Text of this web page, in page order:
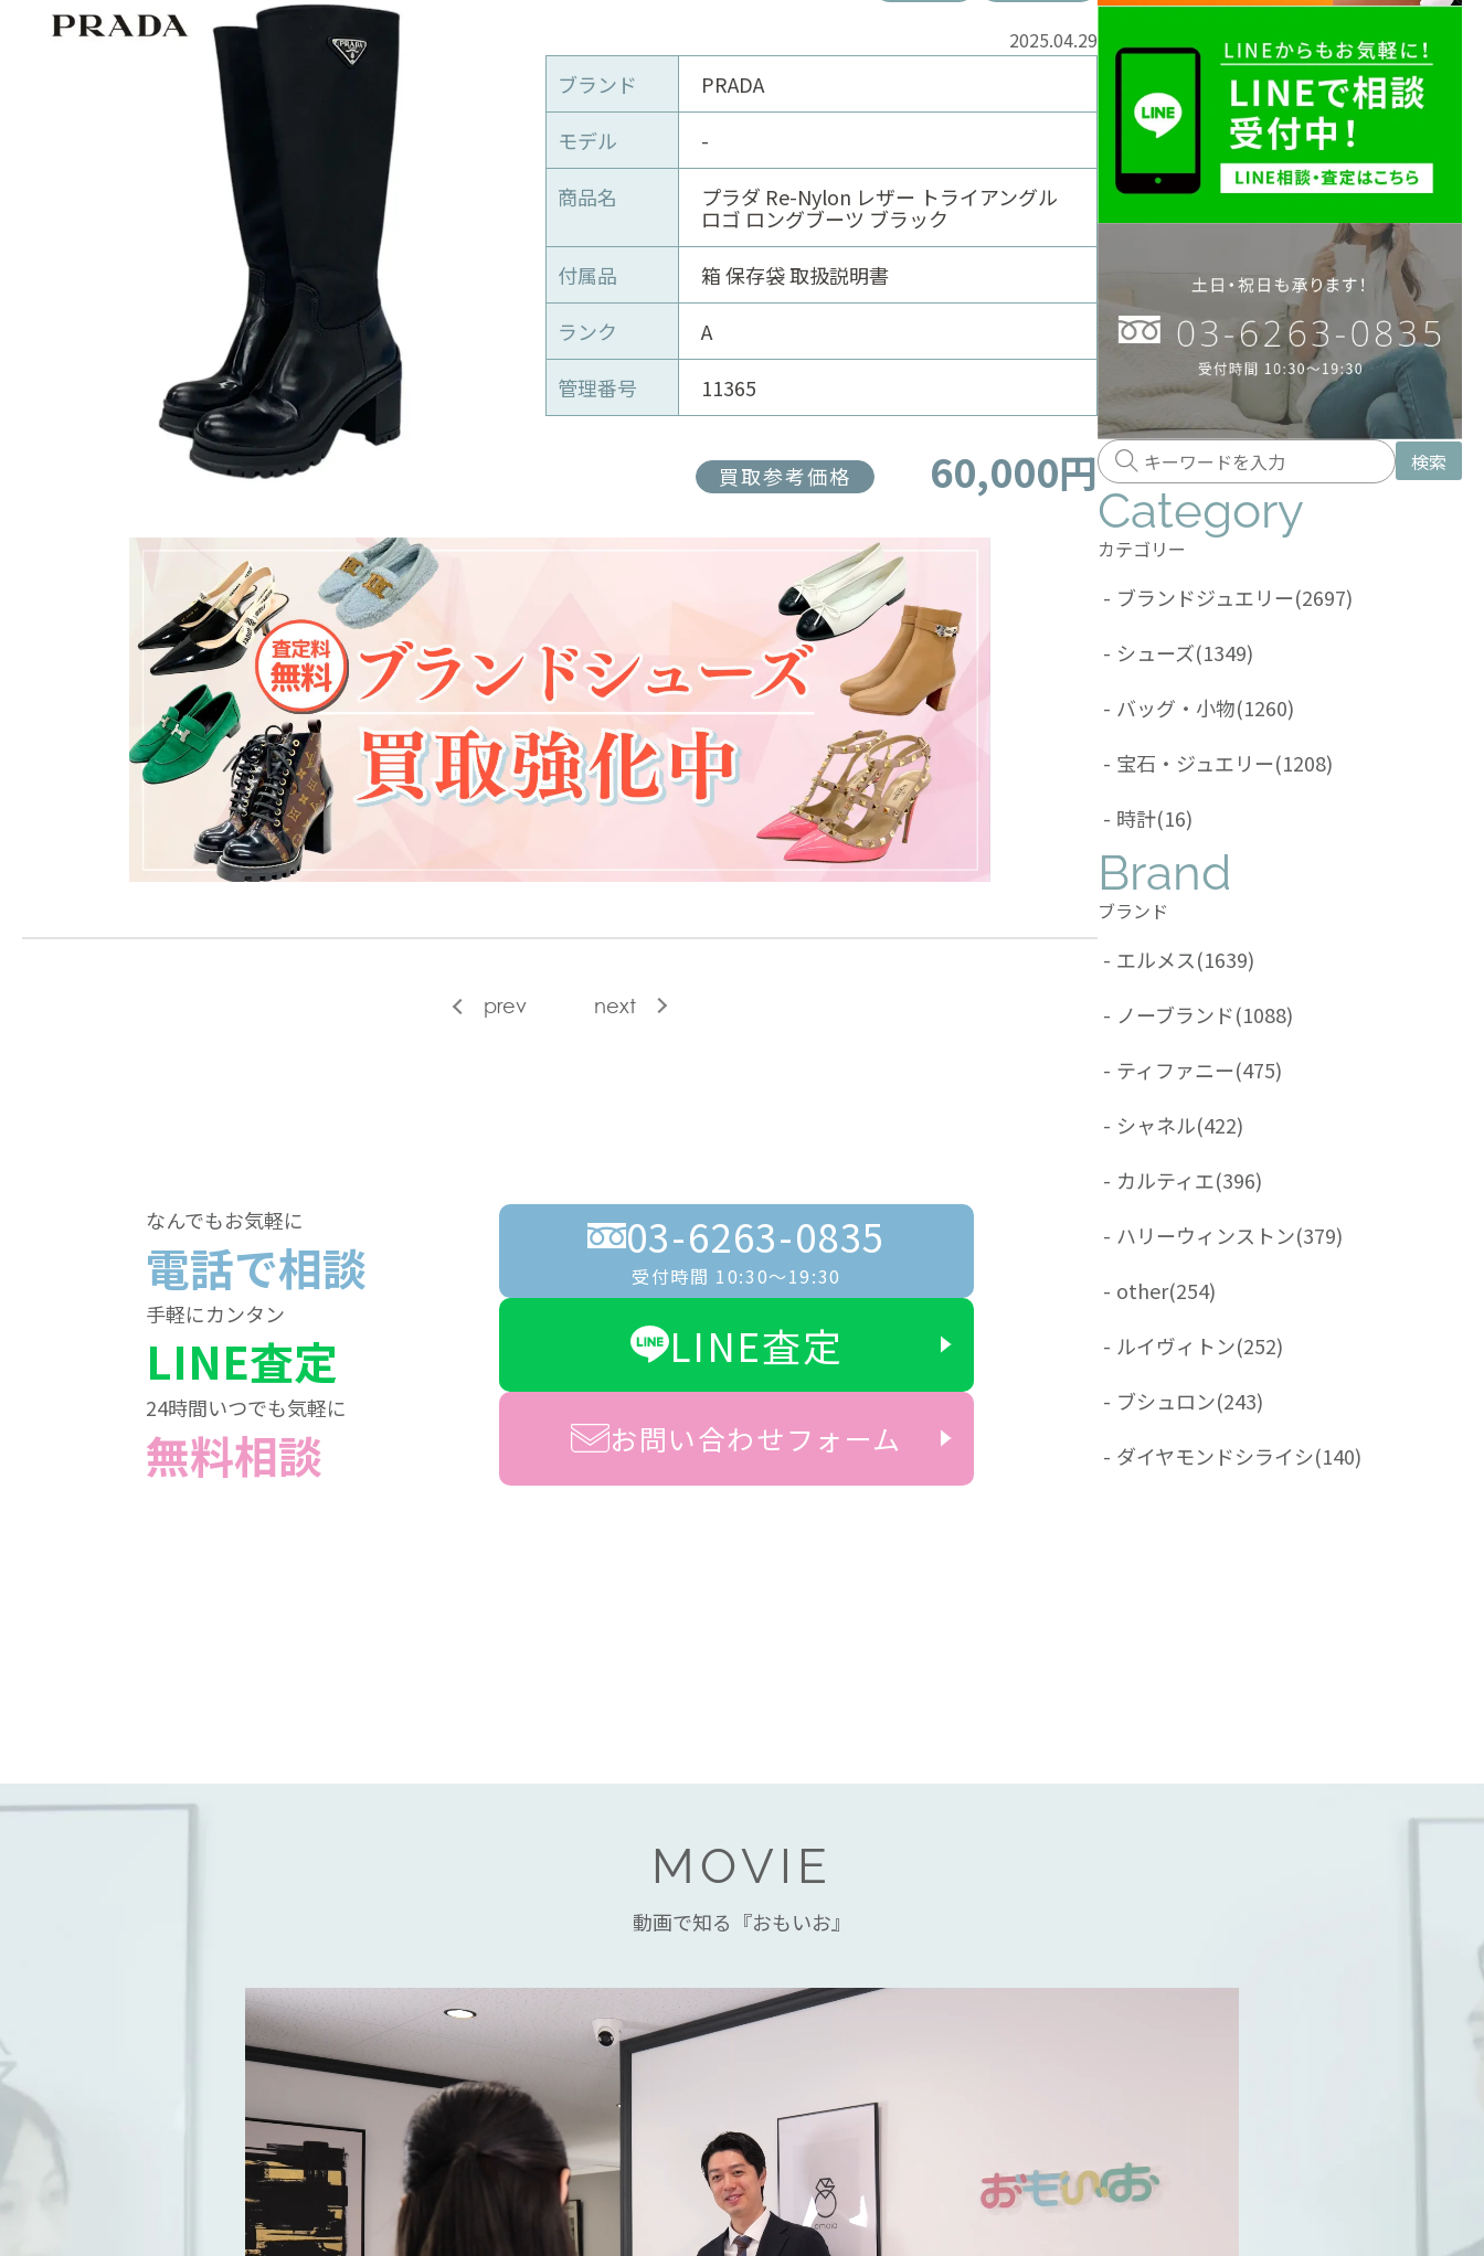
2025.04.29
ブランド
PRADA
モデル
-
商品名
プラダ Re-Nylon レザー トライアングル
ロゴ ロングブーツ ブラック
付属品
箱 保存袋 取扱説明書
ランク
A
管理番号
11365
買取参考価格 60,000円
prev next
なんでもお気軽に
電話で相談 03-6263-0835
受付時間 10:30〜19:30
手軽にカンタン
LINE査定 LINE査定
24時間いつでも気軽に
無料相談 お問い合わせフォーム
検索
Category
カテゴリー
- ブランドジュエリー(2697)
- シューズ(1349)
- バッグ・小物(1260)
- 宝石・ジュエリー(1208)
- 時計(16)
Brand
ブランド
- エルメス(1639)
- ノーブランド(1088)
- ティファニー(475)
- シャネル(422)
- カルティエ(396)
- ハリーウィンストン(379)
- other(254)
- ルイヴィトン(252)
- ブシュロン(243)
- ダイヤモンドシライシ(140)
MOVIE
動画で知る『おもいお』